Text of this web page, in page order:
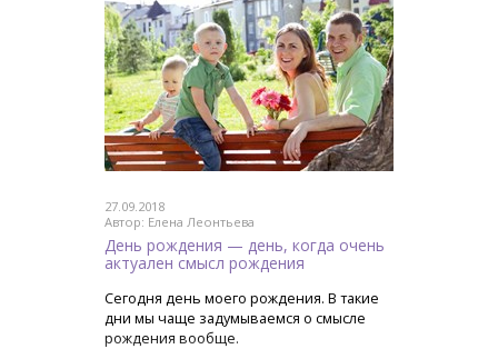
27.09.2018
Автор: Елена Леонтьева
День рождения — день, когда очень
актуален смысл рождения
Сегодня день моего рождения. В такие
дни мы чаще задумываемся о смысле
рождения вообще.